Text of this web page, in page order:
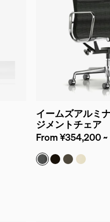
イームズアルミ
ジメントチェア
From ¥354,200 ~
シグナス（メッシュ
皮革（ブラック）
皮革（グラフ
皮革（ア